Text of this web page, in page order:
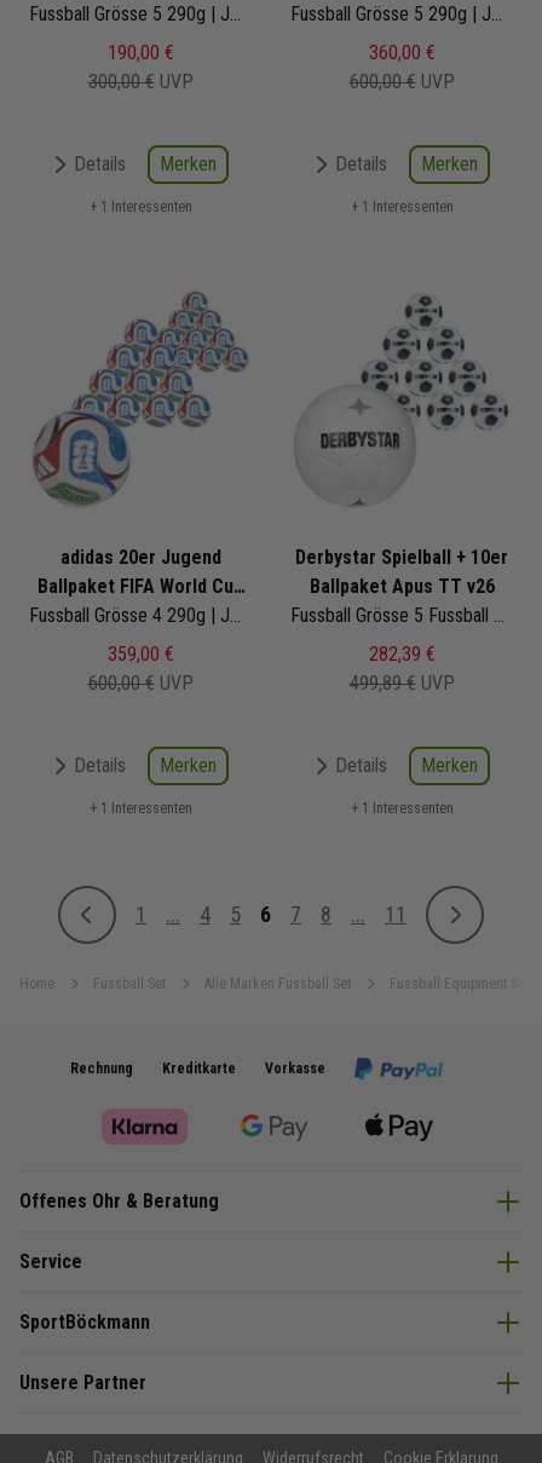
Home Fussball Set Alle Marken Fussball Set Fussball Equipment Set
26 Trionda League Junior
Fussball Grösse 5 290g | JD8168 | Fußbälle Set 10-teilig
190,00 €
300,00 € UVP
Details Merken
+ 1 Interessenten
26 Trionda League Junior
Fussball Grösse 5 290g | JD8168 | Fußbälle Set 20-teilig
360,00 €
600,00 € UVP
Details Merken
+ 1 Interessenten
adidas 20er Jugend
Ballpaket FIFA World Cup
26 Trionda League Junior
359,00 €
600,00 € UVP
Details Merken
+ 1 Interessenten
Derbystar Spielball + 10er
Ballpaket Apus TT v26
282,39 €
499,89 € UVP
Details Merken
+ 1 Interessenten
Seite
ZurückSeite
1 ...
Seite
4
Seite
5
Sie lesen gerade Seite
6
Seite
7
Seite
8 ...
Seite
11
Weiter
Rechnung Kreditkarte Vorkasse
Offenes Ohr & Beratung
Service
SportBöckmann
Unsere Partner
AGB Datenschutzerklärung Widerrufsrecht Cookie Erklärung